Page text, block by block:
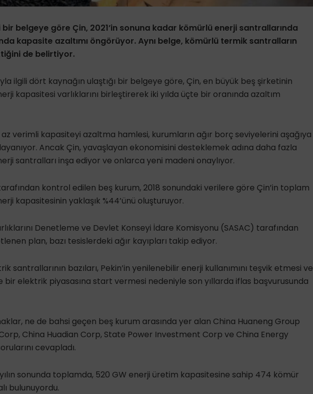
belgeye göre Çin, 2021’in sonuna kadar kömürlü enerji santrallarında
kapasite azaltımı öngörüyor. Aynı belge, kömürlü termik santralların
de belirtiyor.
ilgili dört kaynağın ulaştığı bir belgeye göre, Çin, en büyük beş şirketinin
kapasitesi varlıklarını birleştirerek iki yılda üçte bir oranında azaltım
verimli kapasiteyi azaltma hamlesi, kurumların ağır borç seviyelerini aşağıya
Ancak Çin, yavaşlayan ekonomisini desteklemek adına daha fazla
santralları inşa ediyor ve onlarca yeni madeni onaylıyor.
kontrol edilen beş kurum, 2018 sonundaki verilere göre Çin’in toplam
kapasitesinin yaklaşık %44’ünü oluşturuyor.
Denetleme ve Devlet Konseyi İdare Komisyonu (SASAC) tarafından
plan, bazı tesislerdeki ağır kayıpları takip ediyor.
santrallarının bazıları, Pekin’in yenilenebilir enerji kullanımını teşvik etmesi ve
elektrik piyasasına start vermesi nedeniyle son yıllarda iflas başvurusunda
ne de bahsi geçen beş kurum arasında yer alan China Huaneng Group
China Huadian Corp, State Power Investment Corp ve China Energy
cevapladı.
sonunda toplamda, 520 GW enerji üretim kapasitesine sahip 474 kömür
bulunuyordu.